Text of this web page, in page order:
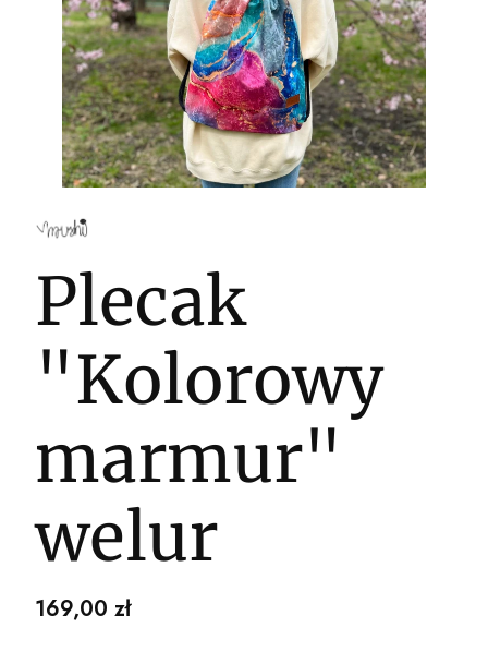
Plecak
"Kolorowy
marmur"
welur
Cena
169,00 zł